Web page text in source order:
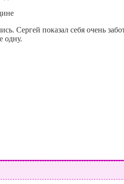
Сергей показал себя очень
одну.